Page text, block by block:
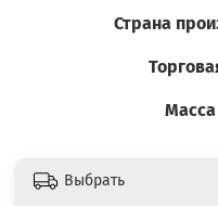
Страна
Масса
Выбрать